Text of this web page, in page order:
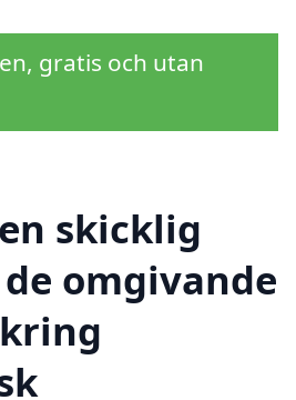
gratis och utan
skicklig
omgivande